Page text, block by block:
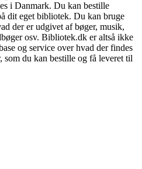
i Danmark. Du kan bestille
dit eget bibliotek. Du kan bruge
der er udgivet af bøger, musik,
osv. Bibliotek.dk er altså ikke
og service over hvad der findes
du kan bestille og få leveret til